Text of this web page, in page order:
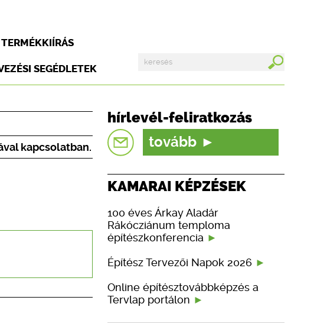
SEGÉDLETEK
kapcsolatban.
hírlevél-feliratkozás
tovább
KAMARAI KÉPZÉSEK
100 éves Árkay Aladár
Rákócziánum temploma
építészkonferencia
Építész Tervezői Napok 2026
Online építésztovábbképzés a
Tervlap portálon